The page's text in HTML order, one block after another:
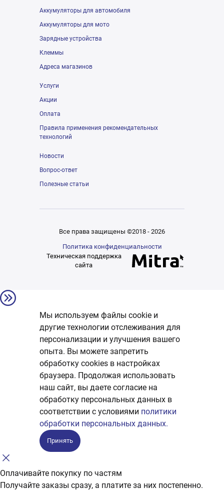
Аккумуляторы для автомобиля
Аккумуляторы для мото
Зарядные устройства
Клеммы
Адреса магазинов
Услуги
Акции
Оплата
Правила применения рекомендательных
технологий
Новости
Вопрос-ответ
Полезные статьи
Все права защищены ©2018 - 2026
Политика конфиденциальности
Техническая поддержка
сайта
Мы используем файлы cookie и
другие технологии отслеживания для
персонализации и улучшения вашего
опыта. Вы можете запретить
обработку сookies в настройках
браузера. Продолжая использовать
наш сайт, вы даете согласие на
обработку персональных данных в
соответствии с условиями политики
обработки персональных данных.
Принять
Оплачивайте покупку по частям
Получайте заказы сразу, а платите за них постепенно.